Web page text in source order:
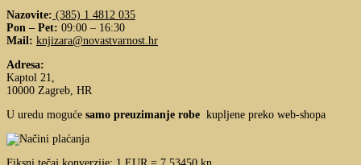
Nazovite: (385) 1 4812 035
Pon – Pet: 09:00 – 16:30
Mail: knjizara@novastvarnost.hr
Adresa:
Kaptol 21,
10000 Zagreb, HR
U uredu moguće samo preuzimanje robe kupljene preko web-shopa